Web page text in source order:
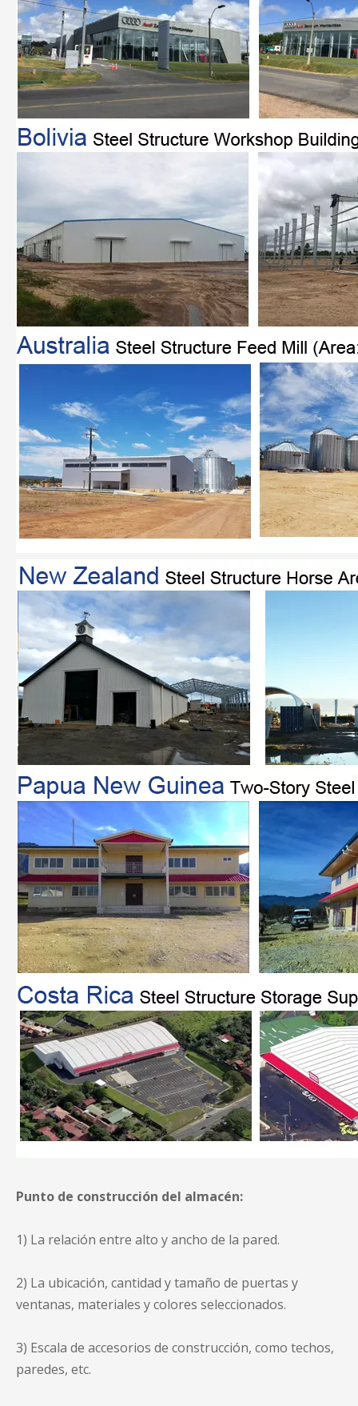
Punto de construcción del almacén:
1) La relación entre alto y ancho de la pared.
2) La ubicación, cantidad y tamaño de puertas y
ventanas, materiales y colores seleccionados.
3) Escala de accesorios de construcción, como techos,
paredes, etc.